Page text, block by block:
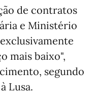
de contratos
e Ministério
mais baixo",
segundo
Lusa.